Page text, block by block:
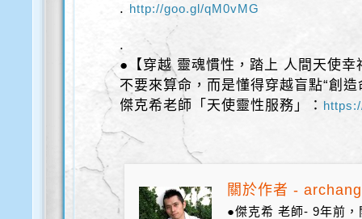
. http://goo.gl/qM0vMG
.
●【穿越 靈魂慣性，踏上 人間天使幸
不要來算命，而是懂得穿越盲點“創造
傑克希老師「天使靈性服務」：
關於作者 -
●傑克希 老師- 9年前